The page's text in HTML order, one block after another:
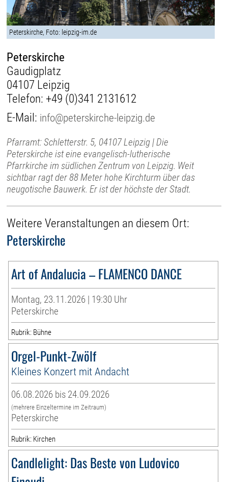
Peterskirche, Foto: leipzig-im.de
Peterskirche
Gaudigplatz
04107 Leipzig
Telefon: +49 (0)341 2131612
E-Mail: info@peterskirche-leipzig.de
Pfarramt: Schletterstr. 5, 04107 Leipzig | Die
Peterskirche ist eine evangelisch-lutherische
Pfarrkirche im südlichen Zentrum von Leipzig. Weit
sichtbar ragt der 88 Meter hohe Kirchturm über das
neugotische Bauwerk. Er ist der höchste der Stadt.
Weitere Veranstaltungen an diesem Ort:
Peterskirche
Art of Andalucia – FLAMENCO DANCE
Montag, 23.11.2026 | 19:30 Uhr
Peterskirche
Rubrik: Bühne
Orgel-Punkt-Zwölf
Kleines Konzert mit Andacht
06.08.2026 bis 24.09.2026
(mehrere Einzeltermine im Zeitraum)
Peterskirche
Rubrik: Kirchen
Candlelight: Das Beste von Ludovico